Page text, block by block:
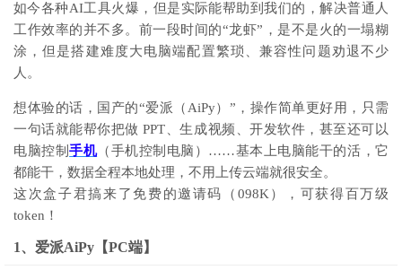
如今各种AI工具火爆，但是实际能帮助到我们的，解决普通人
工作效率的并不多。前一段时间的“龙虾”，是不是火的一塌糊
涂，但是搭建难度大电脑端配置繁琐、兼容性问题劝退不少
人 。
想体验的话，国产的“爱派（AiPy）”，操作简单更好用，只需
一句话就能帮你把做 PPT、生成视频、开发软件，甚至还可以
电脑控制手机（手机控制电脑）……基本上电脑能干的活，它
都能干，数据全程本地处理，不用上传云端就很安全。
这次盒子君搞来了免费的邀请码（098K），可获得百万级
token！
1、爱派AiPy【PC端】